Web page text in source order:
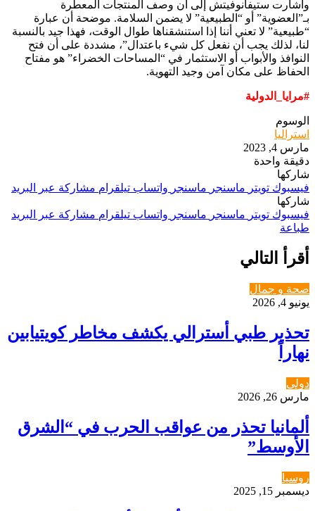
وأشارت ستيفانوفيتش إلى أن وصف المنتجات المعطرة
بـ”العضوية” أو “الطبيعية” لا يضمن السلامة. موضحة أن عبارة
“طبيعية” لا تعني أننا إذا استنشقناها طوال الوقت، فهذا جيد بالنسبة
لنا، لذلك يجب أن نفعل كل شيء باعتدال”، مشددة على أن فتح
النوافذ والأبواب أو الاستثمار في “المساحات الخضراء” هو مفتاح
الحفاظ على مكان آمن وجيد التهوية.
#مرايا_الدولية
الوسوم
استراليا
مارس 4, 2023
دقيقة واحدة
شاركها
فيسبوك تويتر ماسنجر ماسنجر واتساب تيلقرام مشاركة عبر البريد
شاركها
فيسبوك تويتر ماسنجر ماسنجر واتساب تيلقرام مشاركة عبر البريد
طباعة
أقرأ التالي
صحة و جمال
يونيو 4, 2026
تحذير طبي أسترالي يكشف مخاطر كويتيابين
نهاراً
دولي
مارس 26, 2026
ألمانيا تحذر من عواقب الحرب في “الشرق
الأوسط”
روسيا
ديسمبر 15, 2025